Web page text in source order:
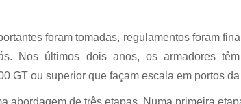
foram tomadas, regulamentos foram
Nos últimos dois anos, os armadores
GT ou superior que façam escala em portos
abordagem de três etapas. Numa primeira